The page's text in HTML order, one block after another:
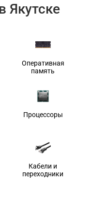
Якутске
Оперативная
память
Процессоры
Кабели и
переходники